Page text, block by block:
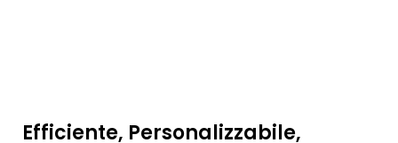
Efficiente, Personalizzabile,